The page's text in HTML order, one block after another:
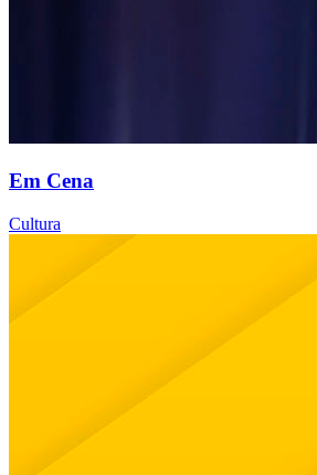
Em Cena
Cultura